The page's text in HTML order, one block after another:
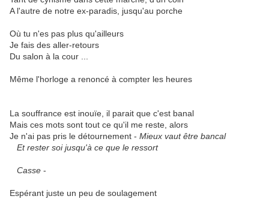
A l'autre de notre ex-paradis, jusqu'au porche
Où tu n'es pas plus qu'ailleurs
Je fais des aller-retours
Du salon à la cour ...
Même l'horloge a renoncé à compter les heures
La souffrance est inouïe, il parait que c'est banal
Mais ces mots sont tout ce qu'il me reste, alors
Je n'ai pas pris le détournement - Mieux vaut être bancal
Et rester soi jusqu'à ce que le ressort
Casse -
Espérant juste un peu de soulagement